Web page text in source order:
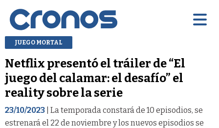
JUEGO MORTAL
Netflix presentó el tráiler de “El
juego del calamar: el desafío” el
reality sobre la serie
23/10/2023 | La temporada constará de 10 episodios, se
estrenará el 22 de noviembre y los nuevos episodios se